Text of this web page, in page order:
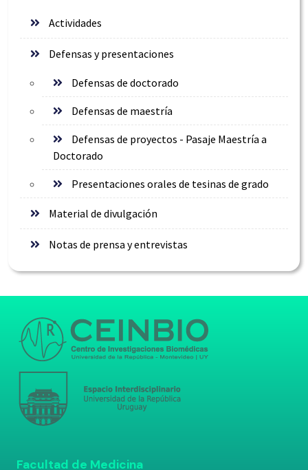
Actividades
Defensas y presentaciones
Defensas de doctorado
Defensas de maestría
Defensas de proyectos - Pasaje Maestría a
Doctorado
Presentaciones orales de tesinas de grado
Material de divulgación
Notas de prensa y entrevistas
Facultad de Medicina